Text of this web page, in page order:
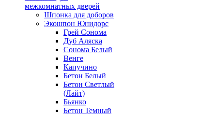
межкомнатных дверей
Шпонка для доборов
Экошпон Юнидорс
Грей Сонома
Дуб Аляска
Сонома Белый
Венге
Капучино
Бетон Белый
Бетон Светлый
(Лайт)
Бьянко
Бетон Темный